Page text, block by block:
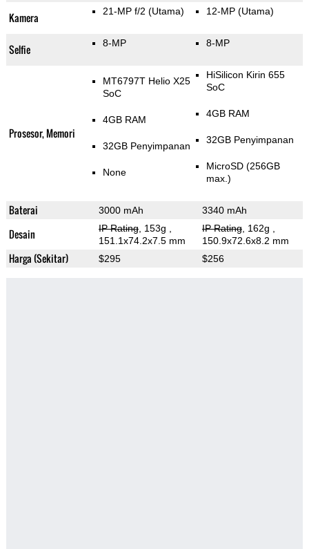
Kamera 21-MP f/2 (Utama) 12-MP (Utama)
Selfie 8-MP 8-MP
Prosesor, Memori
MT6797T Helio X25
SoC
4GB RAM
32GB Penyimpanan
None
HiSilicon Kirin 655
SoC
4GB RAM
32GB Penyimpanan
MicroSD (256GB
max.)
Baterai 3000 mAh 3340 mAh
Desain IP Rating, 153g
151.1x74.2x7.5 mm
IP Rating, 162g
150.9x72.6x8.2 mm
Harga (Sekitar) $295 $256